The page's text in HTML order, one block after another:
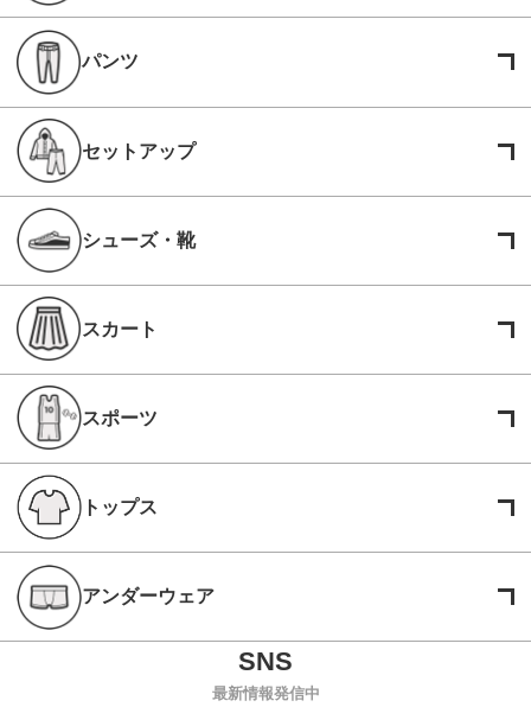
パンツ
セットアップ
シューズ・靴
スカート
スポーツ
トップス
アンダーウェア
最新情報発信中